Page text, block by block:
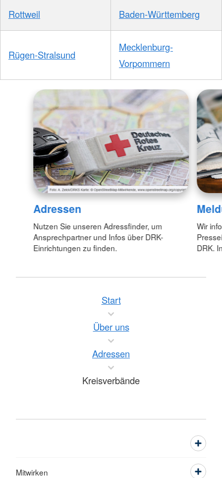
Rottweil Baden-Württemberg
Rügen-Stralsund
Mecklenburg-
Vorpommern
Adressen
Nutzen Sie unseren Adressfinder, um
Ansprechpartner und Infos über DRK-
Einrichtungen zu finden.
Wir
DRK.
Start
Über uns
Adressen
Kreisverbände
Mitwirken